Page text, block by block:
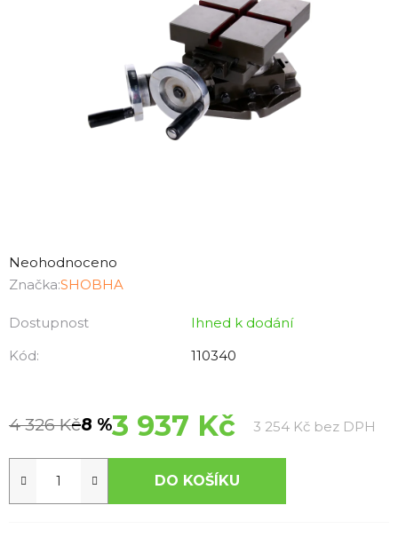
hodnocení
produktu
0,0
z
Neohodnoceno
Značka:SHOBHA
Dostupnost
Ihned k dodání
Kód:
110340
4 326 Kč–8 %3 937 Kč 3 254 Kč bez DPH
DO KOŠÍKU